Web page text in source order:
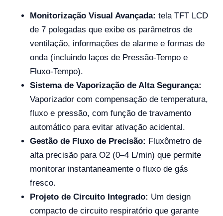
Monitorização Visual Avançada: tela TFT LCD
de 7 polegadas que exibe os parâmetros de
ventilação, informações de alarme e formas de
onda (incluindo laços de Pressão-Tempo e
Fluxo-Tempo).
Sistema de Vaporização de Alta Segurança:
Vaporizador com compensação de temperatura,
fluxo e pressão, com função de travamento
automático para evitar ativação acidental.
Gestão de Fluxo de Precisão: Fluxômetro de
alta precisão para O2 (0–4 L/min) que permite
monitorar instantaneamente o fluxo de gás
fresco.
Projeto de Circuito Integrado: Um design
compacto de circuito respiratório que garante